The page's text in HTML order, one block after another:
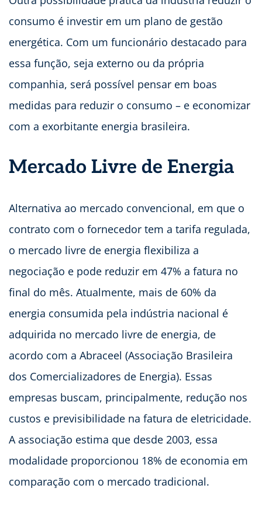
consumo é investir em um plano de gestão
energética. Com um funcionário destacado para
essa função, seja externo ou da própria
companhia, será possível pensar em boas
medidas para reduzir o consumo – e economizar
com a exorbitante energia brasileira.
Mercado Livre de Energia
Alternativa ao mercado convencional, em que o
contrato com o fornecedor tem a tarifa regulada,
o mercado livre de energia flexibiliza a
negociação e pode reduzir em 47% a fatura no
final do mês. Atualmente, mais de 60% da
energia consumida pela indústria nacional é
adquirida no mercado livre de energia, de
acordo com a Abraceel (Associação Brasileira
dos Comercializadores de Energia). Essas
empresas buscam, principalmente, redução nos
custos e previsibilidade na fatura de eletricidade.
A associação estima que desde 2003, essa
modalidade proporcionou 18% de economia em
comparação com o mercado tradicional.